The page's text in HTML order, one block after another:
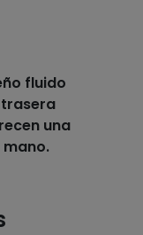
fluido
una